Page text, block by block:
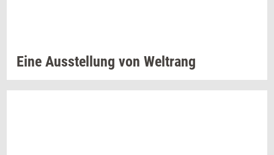
Eine Aus­stel­lung von Wel­trang